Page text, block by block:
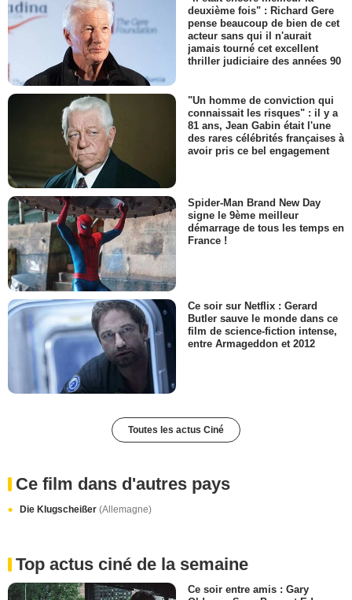
deuxième fois" : Richard Gere
pense beaucoup de bien de cet
acteur sans qui il n'aurait
jamais tourné cet excellent
thriller judiciaire des années 90
"Un homme de conviction qui
connaissait les risques" : il y a
81 ans, Jean Gabin était l'une
des rares célébrités françaises à
avoir pris ce bel engagement
Spider-Man Brand New Day
signe le 9ème meilleur
démarrage de tous les temps en
France !
Ce soir sur Netflix : Gerard
Butler sauve le monde dans ce
film de science-fiction intense,
entre Armageddon et 2012
Toutes les actus Ciné
Ce film dans d'autres pays
Die Klugscheißer (Allemagne)
Top actus ciné de la semaine
Ce soir entre amis : Gary